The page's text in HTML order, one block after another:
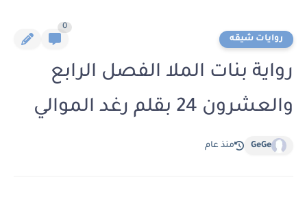
روايات شيقه
0
رواية بنات الملا الفصل الرابع
والعشرون 24 بقلم رغد الموالي
GeGe منذ عام